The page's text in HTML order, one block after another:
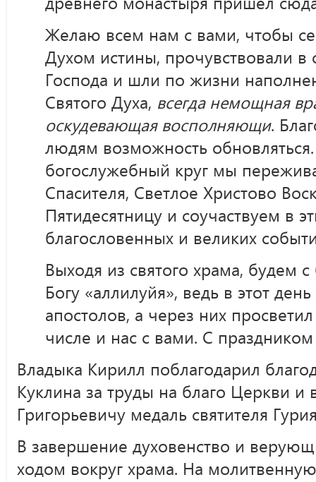
Желаю всем нам с вами, чтобы
Духом истины, прочувствовали в
Господа и шли по жизни
Святого Духа, всегда немощная
оскудевающая восполняющи.
людям возможность
богослужебный круг мы
Спасителя, Светлое Христово
Пятидесятницу и соучаствуем в
благословенных и великих
Выходя из святого храма, будем
Богу «аллилуйя», ведь в этот
апостолов, а через них
числе и нас с вами. С праздником
Владыка Кирилл поблагодарил
Куклина за труды на благо Церкви и
Григорьевичу медаль святителя
В завершение духовенство и
ходом вокруг храма. На